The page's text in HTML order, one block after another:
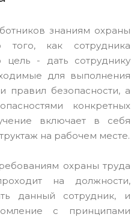
знаниям охраны
того, как сотрудника
цель - дать сотруднику
для выполнения
правил безопасности, а
конкретных
включает в себя
на рабочем месте.
охраны труда
на должности,
данный сотрудник, и
с принципами